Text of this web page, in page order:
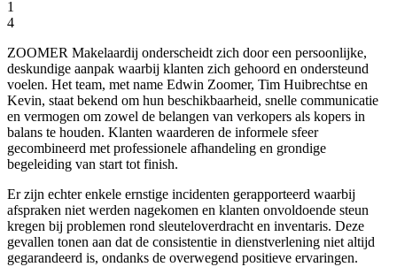
1
4
ZOOMER Makelaardij onderscheidt zich door een persoonlijke,
deskundige aanpak waarbij klanten zich gehoord en ondersteund
voelen. Het team, met name Edwin Zoomer, Tim Huibrechtse en
Kevin, staat bekend om hun beschikbaarheid, snelle communicatie
en vermogen om zowel de belangen van verkopers als kopers in
balans te houden. Klanten waarderen de informele sfeer
gecombineerd met professionele afhandeling en grondige
begeleiding van start tot finish.
Er zijn echter enkele ernstige incidenten gerapporteerd waarbij
afspraken niet werden nagekomen en klanten onvoldoende steun
kregen bij problemen rond sleuteloverdracht en inventaris. Deze
gevallen tonen aan dat de consistentie in dienstverlening niet altijd
gegarandeerd is, ondanks de overwegend positieve ervaringen.